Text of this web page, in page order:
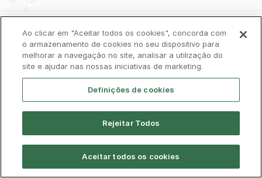
Privacy Policy Complaints Book Cookies
Legal Accessibility Contacts
© CP 2026, All Rights Reserved
Ao clicar em "Aceitar todos os cookies", concorda com
o armazenamento de cookies no seu dispositivo para
melhorar a navegação no site, analisar a utilização do
site e ajudar nas nossas iniciativas de marketing.
Definições de cookies
Rejeitar Todos
Aceitar todos os cookies